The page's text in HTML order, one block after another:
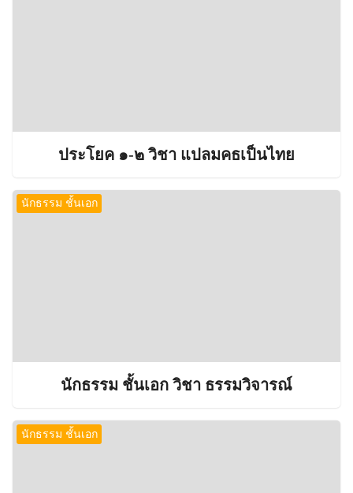
ประโยค ๑-๒ วิชา แปลมคธเป็นไทย
นักธรรม ชั้นเอก
นักธรรม ชั้นเอก วิชา ธรรมวิจารณ์
นักธรรม ชั้นเอก